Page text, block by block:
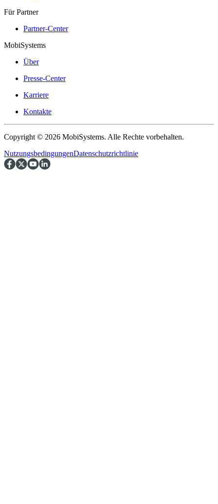
Für Partner
Partner-Center
MobiSystems
Über
Presse-Center
Karriere
Kontakte
Copyright © 2026 MobiSystems. Alle Rechte vorbehalten.
NutzungsbedingungenDatenschutzrichtlinie